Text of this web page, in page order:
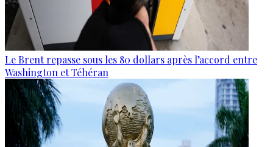
Le Brent repasse sous les 80 dollars après l’accord entre
Washington et Téhéran